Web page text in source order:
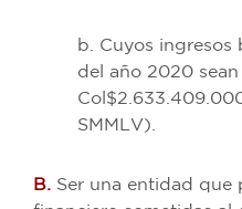
b. Cuyos ingresos
del año 2020
SMMLV).
B. Ser una entidad que